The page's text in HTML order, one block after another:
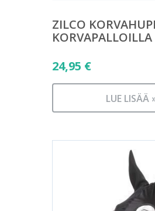
ZILCO
KORVAPALLOILLA
24,95 €
LUE LISÄÄ